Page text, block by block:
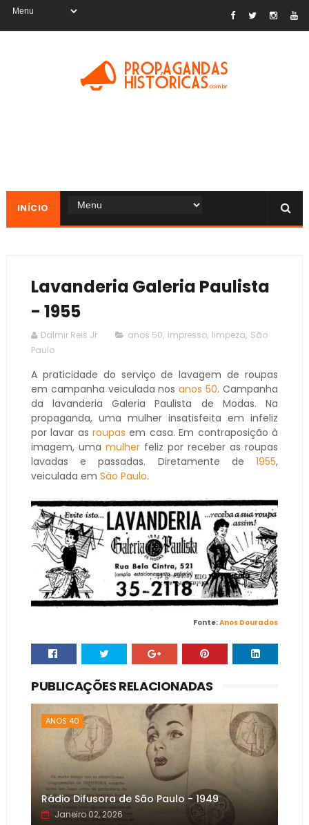
INÍCIO
Lavanderia Galeria Paulista
- 1955
Dalmir Reis Jr. anos 50, impresso, limpeza, São
Paulo
A praticidade do serviço de lavagem de roupas
em campanha veiculada nosanos 50. Campanha
da lavanderia Galeria Paulista de Modas. Na
propaganda, uma mulher insatisfeita em infeliz
por lavar asroupas em casa. Em contraposição à
imagem, uma mulherfeliz por receber as roupas
lavadas e passadas. Diretamente de1955,
veiculada em São Paulo.
Fonte:Anos Dourados
PUBLICAÇÕES RELACIONADAS
ANOS 40
Rádio Difusora de São Paulo - 1949
Janeiro 02, 2026